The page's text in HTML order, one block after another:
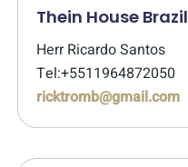
Thein House Brazil
Herr Ricardo Santos
Tel:+5511964872050
ricktromb@gmail.com